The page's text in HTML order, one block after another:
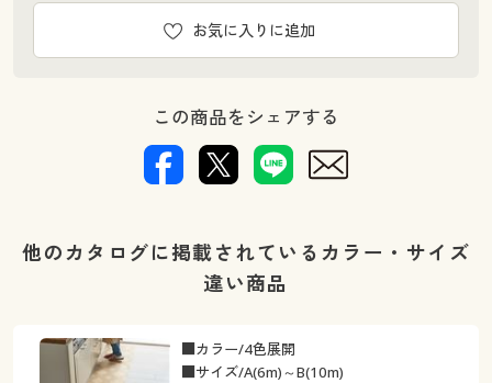
お気に入りに追加
この商品をシェアする
他のカタログに掲載されているカラー・サイズ
違い商品
■カラー/4色展開
■サイズ/A(6m)～B(10m)